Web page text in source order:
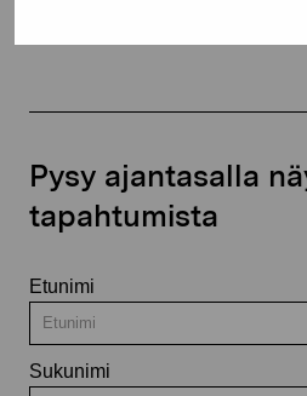
Pysy ajantasalla
tapahtumista
Etunimi
Sukunimi